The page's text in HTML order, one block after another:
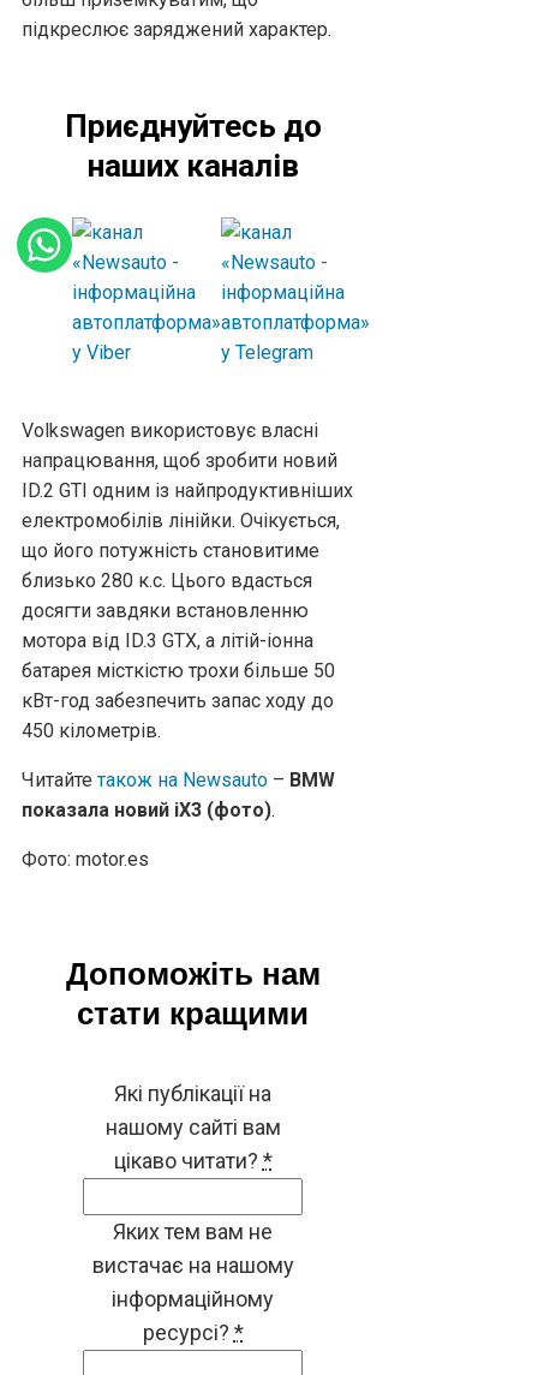
підкреслює заряджений характер.
Приєднуйтесь до
наших каналів
Volkswagen використовує власні
напрацювання, щоб зробити новий
ID.2 GTI одним із найпродуктивніших
електромобілів лінійки. Очікується,
що його потужність становитиме
близько 280 к.с. Цього вдасться
досягти завдяки встановленню
мотора від ID.3 GTX, а літій-іонна
батарея місткістю трохи більше 50
кВт-год забезпечить запас ходу до
450 кілометрів.
Читайтетакож на Newsauto – BMW
показала новий iX3 (фото).
Фото: motor.es
Допоможіть нам
стати кращими
Які публікації на
нашому сайті вам
цікаво читати? *
Яких тем вам не
вистачає на нашому
інформаційному
ресурсі? *